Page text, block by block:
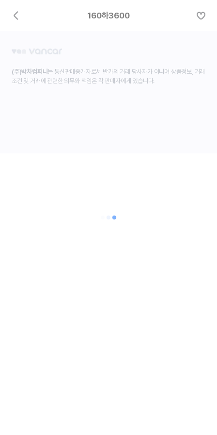
160하3600
(주)박차컴퍼니 는 통신판매중개자로서 반카의 거래 당사자가 아니며 상품정보, 거래
조건 및 거래에 관련한 의무와 책임은 각 판매자에게 있습니다.